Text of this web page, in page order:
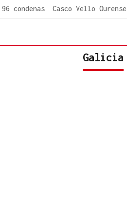
condenas Casco Vello Ourense
Galicia